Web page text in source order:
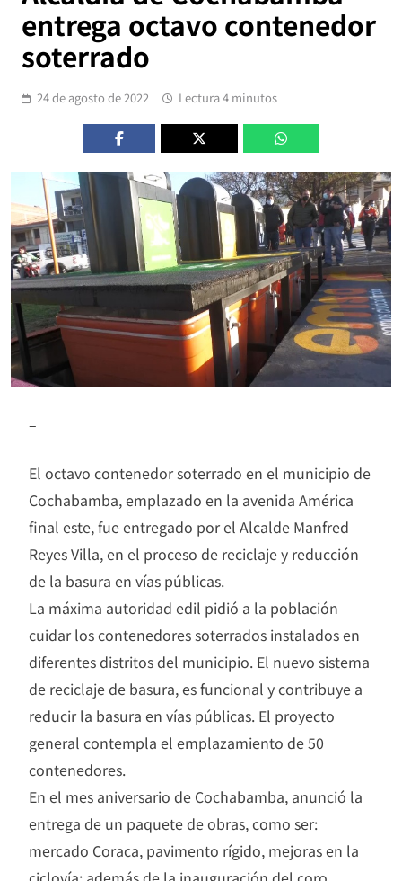
entrega octavo contenedor
soterrado
24 de agosto de 2022 Lectura 4 minutos
–
El octavo contenedor soterrado en el municipio de
Cochabamba, emplazado en la avenida América
final este, fue entregado por el Alcalde Manfred
Reyes Villa, en el proceso de reciclaje y reducción
de la basura en vías públicas.
La máxima autoridad edil pidió a la población
cuidar los contenedores soterrados instalados en
diferentes distritos del municipio. El nuevo sistema
de reciclaje de basura, es funcional y contribuye a
reducir la basura en vías públicas. El proyecto
general contempla el emplazamiento de 50
contenedores.
En el mes aniversario de Cochabamba, anunció la
entrega de un paquete de obras, como ser:
mercado Coraca, pavimento rígido, mejoras en la